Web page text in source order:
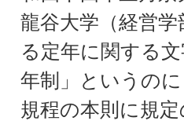
龍谷大学（経営
る定年に関する
年制」というの
規程の本則に規